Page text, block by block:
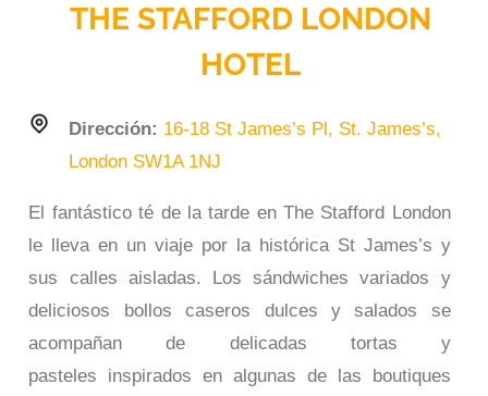
THE STAFFORD LONDON
HOTEL
Dirección: 16-18 St James’s Pl, St. James’s,
London SW1A 1NJ
El fantástico té de la tarde en The Stafford London
le lleva en un viaje por la histórica St James’s y
sus calles aisladas. Los sándwiches variados y
deliciosos bollos caseros dulces y salados se
acompañan de delicadas tortas y
pasteles inspirados en algunas de las boutiques